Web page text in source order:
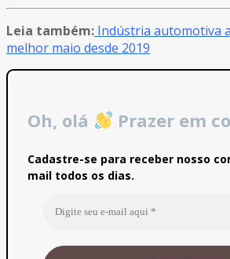
Leia também: Indústria automotiva
melhor maio desde 2019
Oh, olá Prazer em
Cadastre-se para receber nosso
mail todos os dias.